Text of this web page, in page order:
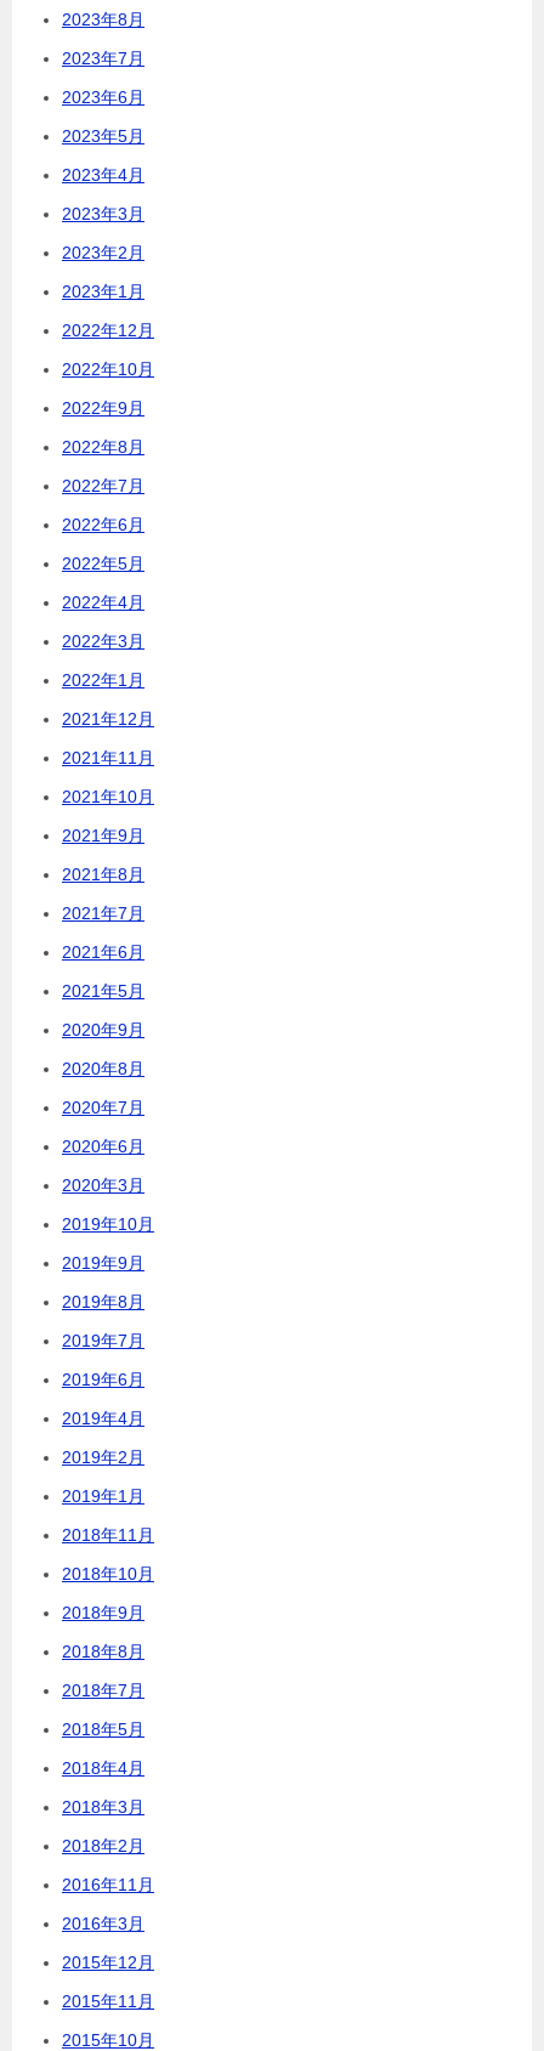
2023年8月
2023年7月
2023年6月
2023年5月
2023年4月
2023年3月
2023年2月
2023年1月
2022年12月
2022年10月
2022年9月
2022年8月
2022年7月
2022年6月
2022年5月
2022年4月
2022年3月
2022年1月
2021年12月
2021年11月
2021年10月
2021年9月
2021年8月
2021年7月
2021年6月
2021年5月
2020年9月
2020年8月
2020年7月
2020年6月
2020年3月
2019年10月
2019年9月
2019年8月
2019年7月
2019年6月
2019年4月
2019年2月
2019年1月
2018年11月
2018年10月
2018年9月
2018年8月
2018年7月
2018年5月
2018年4月
2018年3月
2018年2月
2016年11月
2016年3月
2015年12月
2015年11月
2015年10月